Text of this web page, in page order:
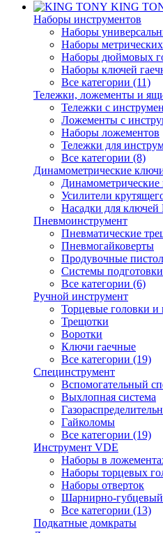
KING
Наборы инструментов
Наборы
Наборы
Наборы дюймовых
Наборы ключей
Все категории (11)
Тележки, ложементы и
Тележки с
Ложементы с
Наборы ложементов
Тележки для
Все категории (8)
Динамометрические
Динамометрические
Усилители
Насадки для ключей
Пневмоинструмент
Пневматические
Пневмогайковерты
Продувочные
Системы подготовки
Все категории (6)
Ручной инструмент
Торцевые головки и
Трещотки
Воротки
Ключи гаечные
Все категории (19)
Специнструмент
Вспомогательный
Выхлопная система
Гайколомы
Все категории (19)
Инструмент VDE
Наборы в
Наборы торцевых
Наборы отверток
Шарнирно-
Все категории (13)
Подкатные домкраты